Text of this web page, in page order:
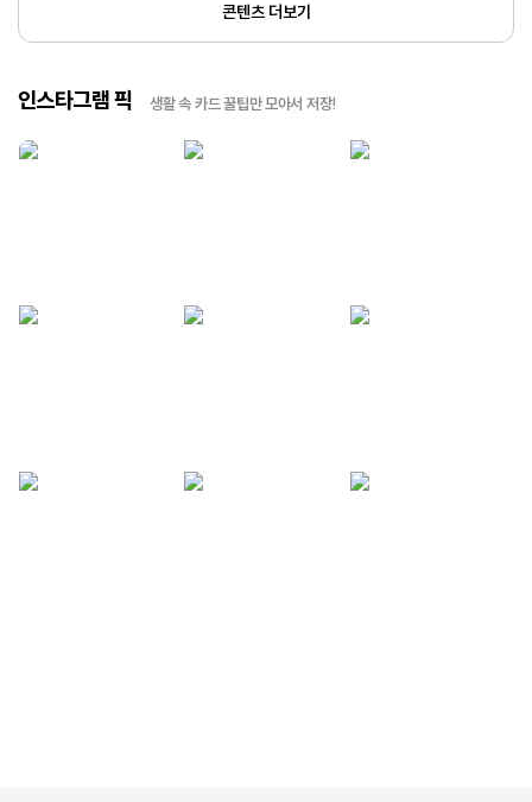
콘텐츠 더보기
인스타그램 픽 생활 속 카드 꿀팁만 모아서 저장!